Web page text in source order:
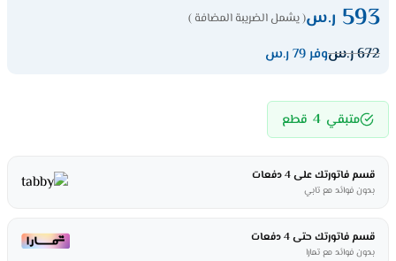
593 ر.س( يشمل الضريبة المضافة )
672ر.سوفر 79 ر.س
متبقي 4 قطع
قسم فاتورتك على 4 دفعات
بدون فوائد مع تابي
قسم فاتورتك حتى 4 دفعات
بدون فوائد مع تمارا